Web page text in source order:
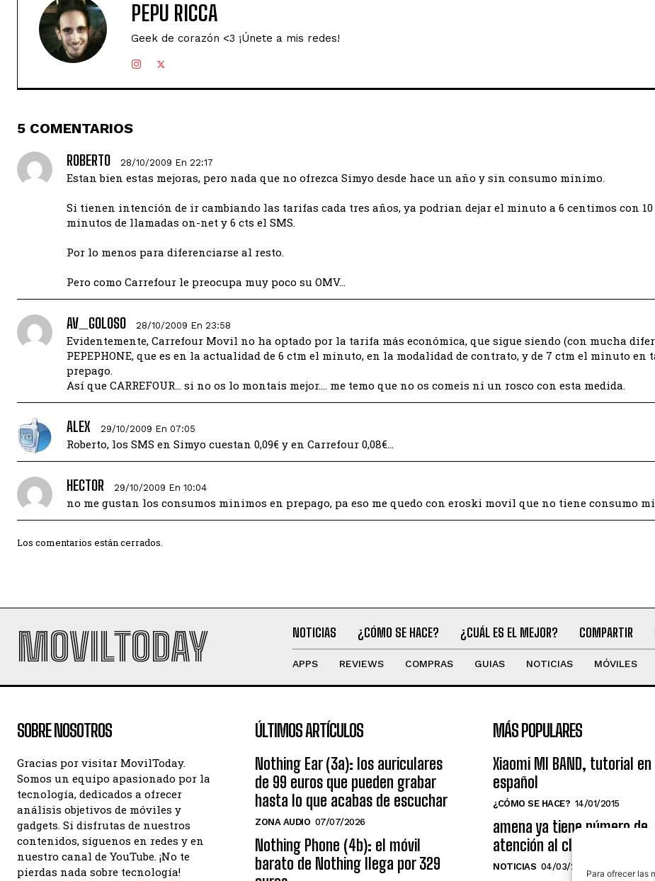
Para ofrecer las
PEPU RICCA
Geek de corazón <3 ¡Únete a mis redes!
5 COMENTARIOS
ROBERTO
28/10/2009 En 22:17
Estan bien estas mejoras, pero nada que no ofrezca Simyo desde hace un año y sin consumo minimo.
Si tienen intención de ir cambiando las tarifas cada tres años, ya podrian dejar el minuto a 6 centimos con 10
minutos de llamadas on-net y 6 cts el SMS.
Por lo menos para diferenciarse al resto.
Pero como Carrefour le preocupa muy poco su OMV…
AV_GOLOSO 28/10/2009 En 23:58
Evidentemente, Carrefour Movil no ha optado por la tarifa más económica, que sigue siendo (con mucha
PEPEPHONE, que es en la actualidad de 6 ctm el minuto, en la modalidad de contrato, y de 7 ctm el minuto en
prepago.
Así que CARREFOUR… si no os lo montais mejor…. me temo que no os comeis ni un rosco con esta medida.
ALEX 29/10/2009 En 07:05
Roberto, los SMS en Simyo cuestan 0,09€ y en Carrefour 0,08€…
HECTOR 29/10/2009 En 10:04
no me gustan los consumos minimos en prepago, pa eso me quedo con eroski movil que no tiene consumo
Los comentarios están cerrados.
MOVILTODAY NOTICIAS ¿CÓMO SE HACE? ¿CUÁL ES EL MEJOR? COMPARTIR
APPS REVIEWS COMPRAS GUIAS NOTICIAS MÓVILES
SOBRE NOSOTROS
Gracias por visitar MovilToday.
Somos un equipo apasionado por la
tecnología, dedicados a ofrecer
análisis objetivos de móviles y
gadgets. Si disfrutas de nuestros
contenidos, síguenos en redes y en
nuestro canal de YouTube. ¡No te
pierdas nada sobre tecnología!
ÚLTIMOS ARTÍCULOS
Nothing Ear (3a): los auriculares
de 99 euros que pueden grabar
hasta lo que acabas de escuchar
ZONA AUDIO 07/07/2026
Nothing Phone (4b): el móvil
barato de Nothing llega por 329
MÁS POPULARES
Xiaomi MI BAND, tutorial en
español
¿CÓMO SE HACE? 14/01/2015
amena ya tiene número de
atención al cliente gratuito
NOTICIAS 04/03/2014